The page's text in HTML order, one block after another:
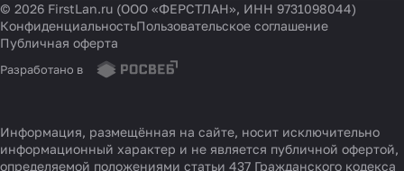
© 2026 FirstLan.ru (ООО «ФЕРСТЛАН», ИНН 9731098044)
КонфиденциальностьПользовательское соглашение
Публичная оферта
Разработано в
Информация, размещённая на сайте, носит исключительно
информационный характер и не является публичной офертой,
определяемой положениями статьи 437 Гражданского кодекса